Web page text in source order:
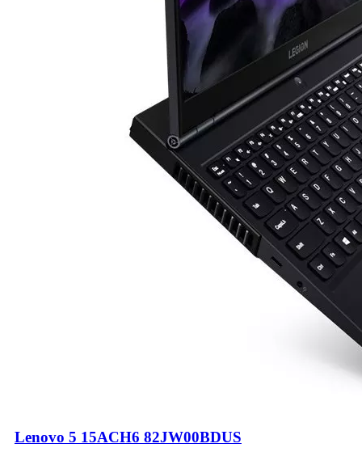
Lenovo 5 15ACH6 82JW00BDUS